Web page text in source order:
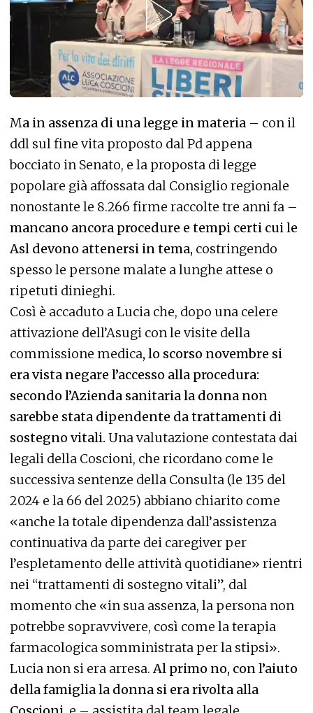
Ma in assenza di una legge in materia – con il
ddl sul fine vita proposto dal Pd appena
bocciato in Senato, e la proposta di legge
popolare già affossata dal Consiglio regionale
nonostante le 8.266 firme raccolte tre anni fa –
mancano ancora procedure e tempi certi cui le
Asl devono attenersi in tema, costringendo
spesso le persone malate a lunghe attese o
ripetuti dinieghi.
Così è accaduto a Lucia che, dopo una celere
attivazione dell’Asugi con le visite della
commissione medica, lo scorso novembre si
era vista negare l’accesso alla procedura:
secondo l’Azienda sanitaria la donna non
sarebbe stata dipendente da trattamenti di
sostegno vitali. Una valutazione contestata dai
legali della Coscioni, che ricordano come le
successiva sentenze della Consulta (le 135 del
2024 e la 66 del 2025) abbiano chiarito come
«anche la totale dipendenza dall’assistenza
continuativa da parte dei caregiver per
l’espletamento delle attività quotidiane» rientri
nei “trattamenti di sostegno vitali”, dal
momento che «in sua assenza, la persona non
potrebbe sopravvivere, così come la terapia
farmacologica somministrata per la stipsi».
Lucia non si era arresa.Al primo no, con l’aiuto
della famiglia la donna si era rivolta alla